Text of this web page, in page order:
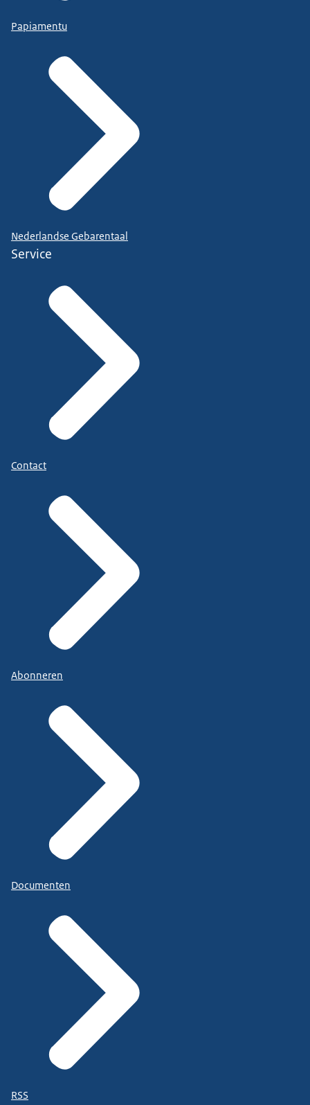
Papiamentu
Nederlandse Gebarentaal
Service
Contact
Abonneren
Documenten
RSS